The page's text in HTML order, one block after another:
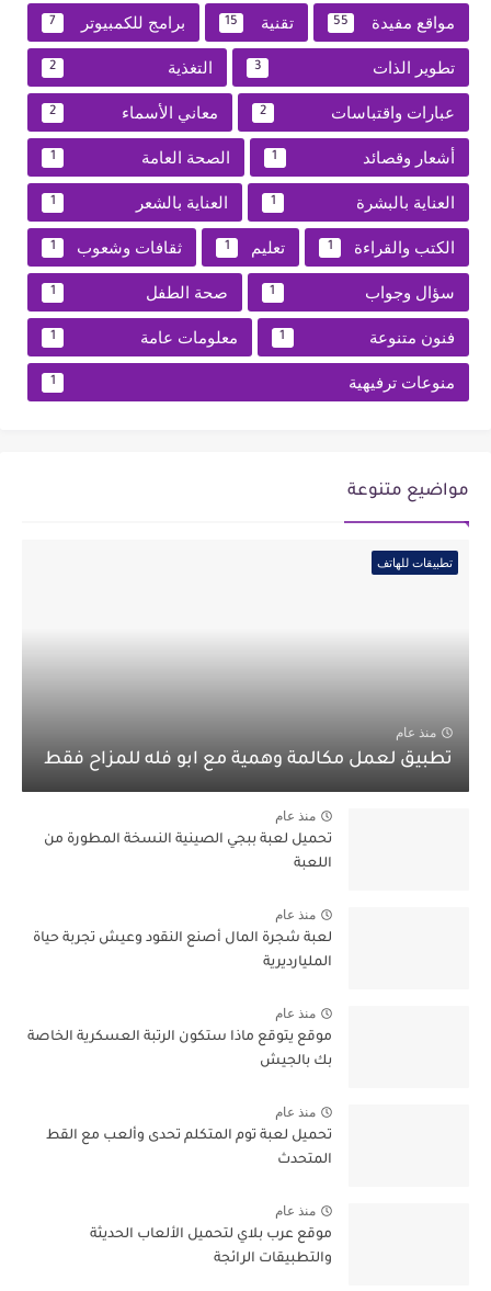
مواقع مفيدة 55 تقنية 15 برامج للكمبيوتر 7
تطوير الذات 3 التغذية 2
عبارات واقتباسات 2 معاني الأسماء 2
أشعار وقصائد 1 الصحة العامة 1
العناية بالبشرة 1 العناية بالشعر 1
الكتب والقراءة 1 تعليم 1 ثقافات وشعوب 1
سؤال وجواب 1 صحة الطفل 1
فنون متنوعة 1 معلومات عامة 1
منوعات ترفيهية 1
مواضيع متنوعة
تطبيقات للهاتف
منذ عام
تطبيق لعمل مكالمة وهمية مع ابو فله للمزاح فقط
منذ عام
تحميل لعبة ببجي الصينية النسخة المطورة من
اللعبة
منذ عام
لعبة شجرة المال أصنع النقود وعيش تجربة حياة
المليارديرية
منذ عام
موقع يتوقع ماذا ستكون الرتبة العسكرية الخاصة
بك بالجيش
منذ عام
تحميل لعبة توم المتكلم تحدى وألعب مع القط
المتحدث
منذ عام
موقع عرب بلاي لتحميل الألعاب الحديثة
والتطبيقات الرائجة